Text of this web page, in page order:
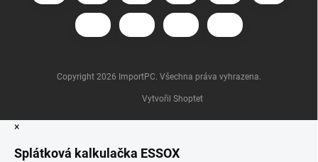
Vytvořil Shoptet
Copyright 2026 ImportPC. Všechna práva vyhrazena.
×
Splátková kalkulačka ESSOX